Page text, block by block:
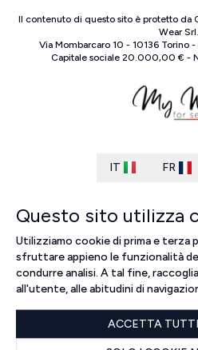
Il contenuto di questo sito è protetto da
Wear Srl.
Via Mombarcaro 10 - 10136 Torino-
Capitale sociale 20.000,00 € -
IT FR
Questo sito utilizza
Utilizziamo cookie di prima e terza
sfruttare appieno le funzionalità
condurre analisi. A tal fine,
all'utente, alle abitudini di
ACCETTA